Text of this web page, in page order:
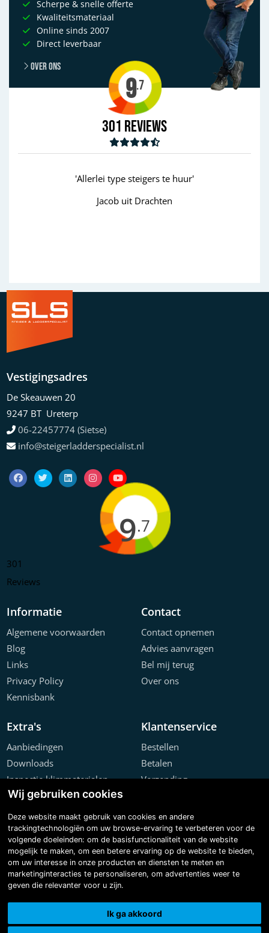
Scherpe & snelle offerte
Kwaliteitsmateriaal
Online sinds 2007
Direct leverbaar
Over ons
9.7
301 Reviews
'Allerlei type steigers te huur'
Jacob uit Drachten
Vestigingsadres
De Skeauwen 20
9247 BT Ureterp
06-22457774 (Sietse)
info@steigerladderspecialist.nl
9.7
301
Reviews
Informatie
Algemene voorwaarden
Blog
Links
Privacy Policy
Kennisbank
Contact
Contact opnemen
Advies aanvragen
Bel mij terug
Over ons
Extra's
Aanbiedingen
Downloads
Inspectie klimmaterialen
Offerte configurator
Projecten
Klantenservice
Bestellen
Betalen
Verzending
Klachten
| Powered byBO Creator DXP®
Wij gebruiken cookies
Deze website maakt gebruik van cookies en andere
trackingtechnologiën om uw browse-ervaring te verbeteren voor de
volgende doeleinden: om de basisfunctionaliteit van de website
mogelijk te maken, om een betere ervaring op de website te bieden,
om uw interesse in onze producten en diensten te meten en
marketinginteracties te personaliseren, om advertenties weer te
geven die relevanter voor u zijn.
Ik ga akkoord